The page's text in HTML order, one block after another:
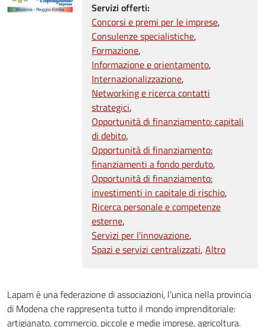
Servizi offerti:
Concorsi e premi per le imprese
Consulenze specialistiche
Formazione
Informazione e orientamento
Internazionalizzazione
Networking e ricerca contatti
strategici
Opportunità di finanziamento: capitali
di debito
Opportunità di finanziamento:
finanziamenti a fondo perduto
Opportunità di finanziamento:
investimenti in capitale di rischio
Ricerca personale e competenze
esterne
Servizi per l'innovazione
Spazi e servizi centralizzati Altro
Lapam è una federazione di associazioni, l'unica nella provincia
di Modena che rappresenta tutto il mondo imprenditoriale:
artigianato, commercio, piccole e medie imprese, agricoltura.